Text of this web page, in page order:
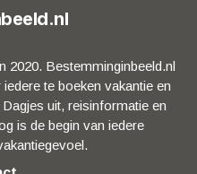
2020. Bestemminginbeeld.nl
te boeken vakantie en
uit, reisinformatie en
is de begin van iedere